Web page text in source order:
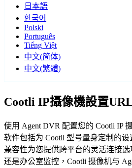
日本語
한국어
Polski
Português
Tiếng Việt
中文(简体)
中文(繁體)
Cootli IP攝像機設置
使用 Agent DVR 配置您的 Cootli IP
软件包括为 Cootli 型号量身定制的设
兼容性为您提供跨平台的灵活连接
还是办公室监控，Cootli 摄像机与